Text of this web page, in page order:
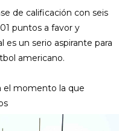
de calificación con seis
puntos a favor y
es un serio aspirante para
americano.
el momento la que